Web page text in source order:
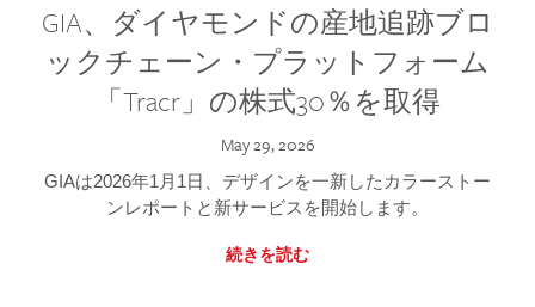
GIA、ダイヤモンドの産地追跡ブロ
ックチェーン・プラットフォーム
「Tracr」の株式30％を取得
May 29, 2026
GIAは2026年1月1日、デザインを一新したカラーストー
ンレポートと新サービスを開始します。
続きを読む